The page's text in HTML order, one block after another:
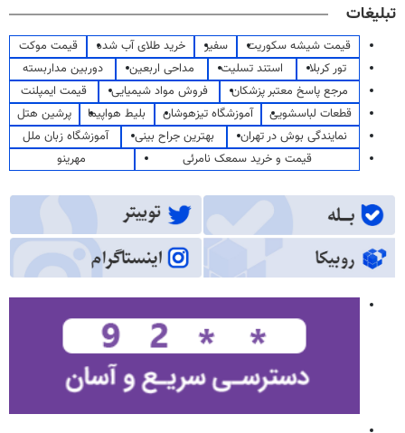
تبلیغات
قیمت شیشه سکوریت سفیر خرید طلای آب شده
قیمت موکت
تور کربلا
استند تسلیت مداحی اربعین
دوربین مداربسته
مرجع پاسخ معتبر پزشکان
فروش مواد شیمیایی
قیمت ایمپلنت
قطعات لباسشویی
آموزشگاه تیزهوشان بلیط هواپیما
پرشین هتل
نمایندگی بوش در تهران
بهترین جراح بینی
آموزشگاه زبان ملل
قیمت و خرید سمعک نامرئی
مهرینو